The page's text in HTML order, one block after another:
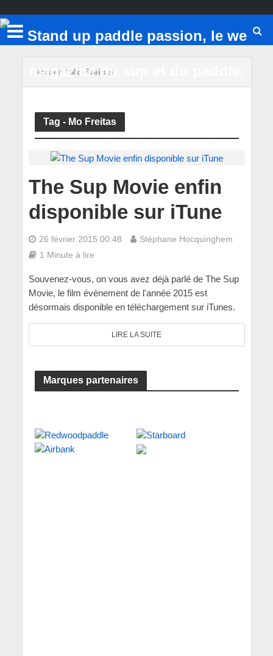
Accueil/ Mo Freitas
Tag - Mo Freitas
The Sup Movie enfin
disponible sur iTune
26 février 2015 00:48
Stéphane Hocquinghem
1 Minute à lire
Souvenez-vous, on vous avez déjà parlé de The Sup
Movie, le film évènement de l'année 2015 est
désormais disponible en téléchargement sur iTunes.
LIRE LA SUITE
Marques partenaires